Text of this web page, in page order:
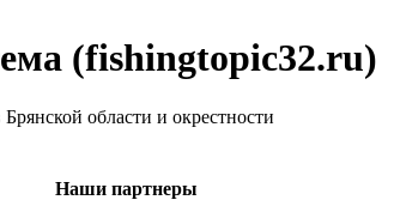
(fishingtopic32.ru)
области и окрестности
Наши партнеры